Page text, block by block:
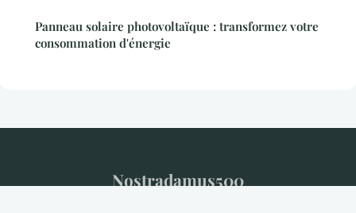
Panneau solaire photovoltaïque : transformez votre
consommation d'énergie
Nostradamus500